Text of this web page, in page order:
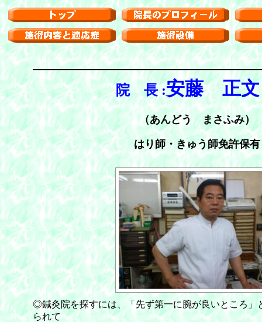
院 長 :安藤 正
（あんどう まさふみ）
はり師・きゅう師免許保有
◎鍼灸院を探すには、「先ず第一に腕が良いところ」
られて